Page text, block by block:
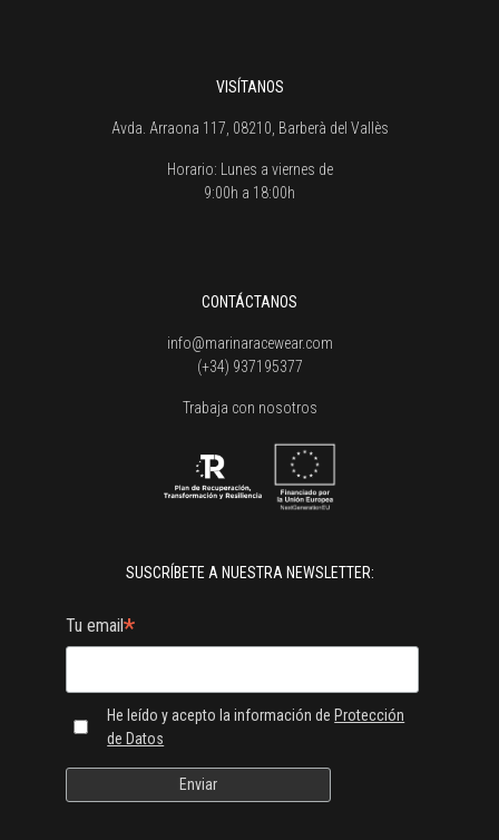
VISÍTANOS
Avda. Arraona 117, 08210, Barberà del Vallès
Horario: Lunes a viernes de
9:00h a 18:00h
CONTÁCTANOS
info@marinaracewear.com
(+34) 937195377
Trabaja con nosotros
SUSCRÍBETE A NUESTRA NEWSLETTER:
Tu email*
He leído y acepto la información deProtección
de Datos